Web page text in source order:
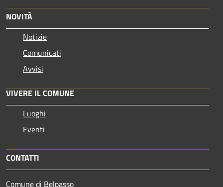
NOVITÀ
Notizie
Comunicati
Avvisi
VIVERE IL COMUNE
Luoghi
Eventi
CONTATTI
Comune di Belpasso